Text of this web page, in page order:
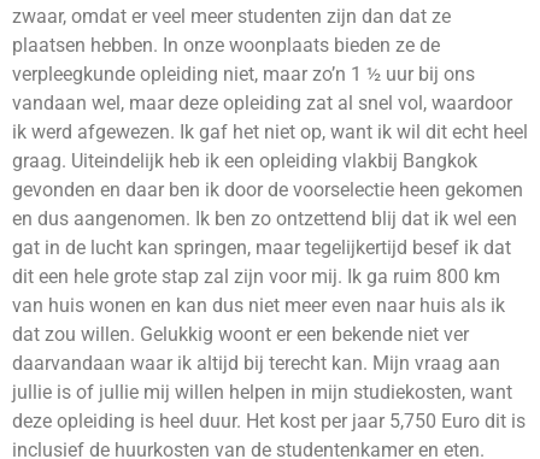
zwaar, omdat er veel meer studenten zijn dan dat ze
plaatsen hebben. In onze woonplaats bieden ze de
verpleegkunde opleiding niet, maar zo’n 1 ½ uur bij ons
vandaan wel, maar deze opleiding zat al snel vol, waardoor
ik werd afgewezen. Ik gaf het niet op, want ik wil dit echt heel
graag. Uiteindelijk heb ik een opleiding vlakbij Bangkok
gevonden en daar ben ik door de voorselectie heen gekomen
en dus aangenomen. Ik ben zo ontzettend blij dat ik wel een
gat in de lucht kan springen, maar tegelijkertijd besef ik dat
dit een hele grote stap zal zijn voor mij. Ik ga ruim 800 km
van huis wonen en kan dus niet meer even naar huis als ik
dat zou willen. Gelukkig woont er een bekende niet ver
daarvandaan waar ik altijd bij terecht kan. Mijn vraag aan
jullie is of jullie mij willen helpen in mijn studiekosten, want
deze opleiding is heel duur. Het kost per jaar 5,750 Euro dit is
inclusief de huurkosten van de studentenkamer en eten.